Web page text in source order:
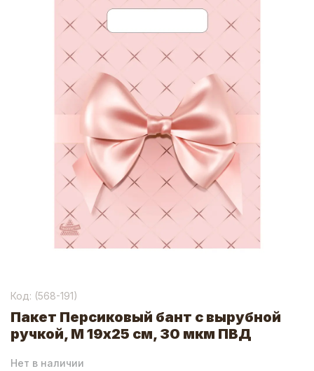
Код: (568-191)
Пакет Персиковый бант с вырубной
ручкой, М 19x25 см, 30 мкм ПВД
Нет в наличии